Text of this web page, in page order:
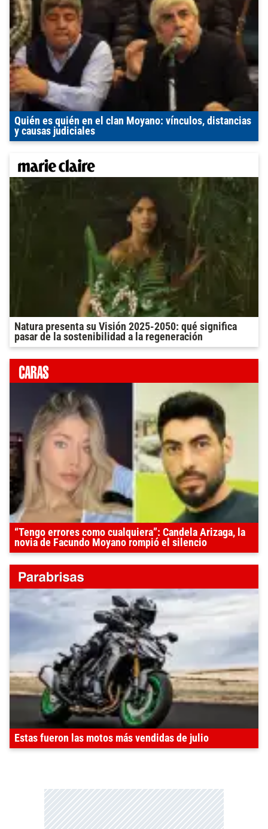
Quién es quién en el clan Moyano: vínculos, distancias
y causas judiciales
Natura presenta su Visión 2025-2050: qué significa
pasar de la sostenibilidad a la regeneración
“Tengo errores como cualquiera”: Candela Arizaga, la
novia de Facundo Moyano rompió el silencio
Estas fueron las motos más vendidas de julio